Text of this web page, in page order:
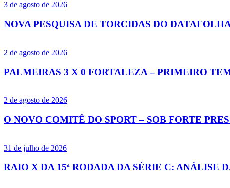
3 de agosto de 2026
NOVA PESQUISA DE TORCIDAS DO
2 de agosto de 2026
PALMEIRAS 3 X 0 FORTALEZA – PRIMEIRO
2 de agosto de 2026
O NOVO COMITÊ DO SPORT – SOB FORTE
31 de julho de 2026
RAIO X DA 15ª RODADA DA SÉRIE C: ANÁLISE